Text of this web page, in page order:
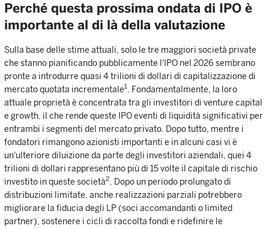
Perché questa prossima ondata di IPO è
importante al di là della valutazione
Sulla base delle stime attuali, solo le tre maggiori società private
che stanno pianificando pubblicamente l'IPO nel 2026 sembrano
pronte a introdurre quasi 4 trilioni di dollari di capitalizzazione di
mercato quotata incrementale1
. Fondamentalmente, la loro
attuale proprietà è concentrata tra gli investitori di venture capital
e growth, il che rende queste IPO eventi di liquidità significativi per
entrambi i segmenti del mercato privato. Dopo tutto, mentre i
fondatori rimangono azionisti importanti e in alcuni casi vi è
un'ulteriore diluizione da parte degli investitori aziendali, quei 4
trilioni di dollari rappresentano più di 15 volte il capitale di rischio
investito in queste società2
. Dopo un periodo prolungato di
distribuzioni limitate, anche realizzazioni parziali potrebbero
migliorare la fiducia degli LP (soci accomandanti o limited
partner), sostenere i cicli di raccolta fondi e ridefinire le